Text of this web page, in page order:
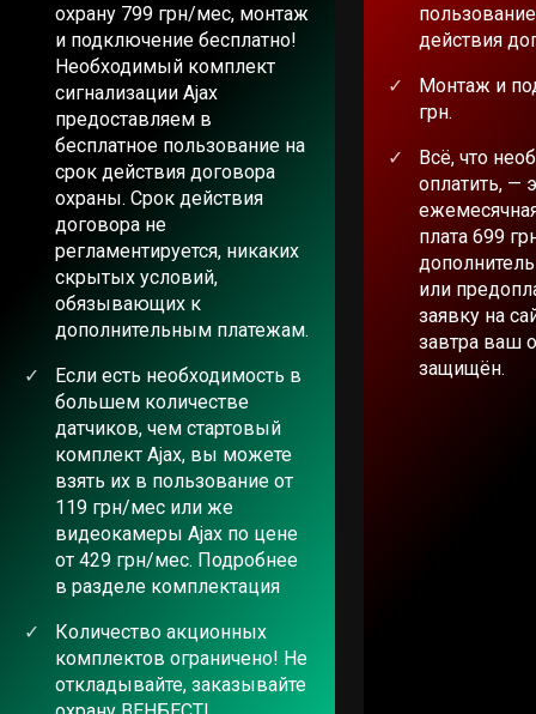
охрану 799 грн/мес, монтаж
и подключение бесплатно!
Необходимый комплект
сигнализации Ajax
предоставляем в
бесплатное пользование на
срок действия договора
охраны. Срок действия
договора не
регламентируется, никаких
скрытых условий,
обязывающих к
дополнительным платежам.
Если есть необходимость в
большем количестве
датчиков, чем стартовый
комплект Ajax, вы можете
взять их в пользование от
119 грн/мес или же
видеокамеры Ajax по цене
от 429 грн/мес. Подробнее
в разделе комплектация
Количество акционных
комплектов ограничено! Не
откладывайте, заказывайте
действия
Монтаж и
грн.
Всё, что
оплатить, —
плата 699
или
заявку на
завтра ваш
защищён.